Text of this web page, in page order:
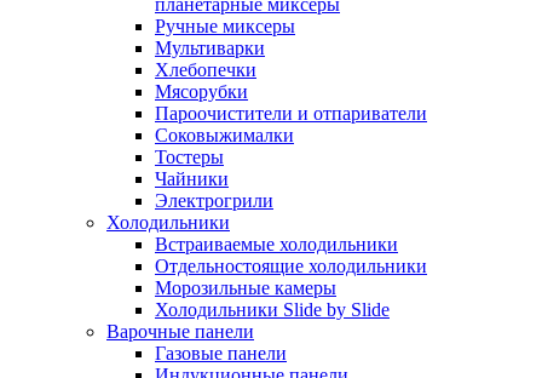
планетарные миксеры
Ручные миксеры
Мультиварки
Хлебопечки
Мясорубки
Пароочистители и отпариватели
Соковыжималки
Тостеры
Чайники
Электрогрили
Холодильники
Встраиваемые холодильники
Отдельностоящие холодильники
Морозильные камеры
Холодильники Slide by Slide
Варочные панели
Газовые панели